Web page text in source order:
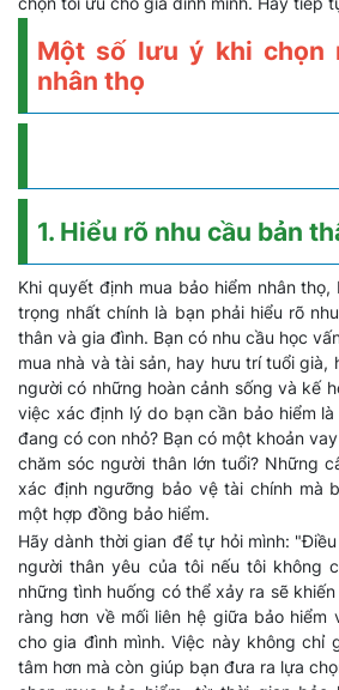
Một số lưu ý khi chọn
nhân thọ
1. Hiểu rõ nhu cầu bản
Khi quyết định mua bảo hiểm nhân
trọng nhất chính là bạn phải hiểu rõ
thân và gia đình. Bạn có nhu cầu học
mua nhà và tài sản, hay hưu trí tuổi
người có những hoàn cảnh sống và kế
việc xác định lý do bạn cần bảo hiểm
đang có con nhỏ? Bạn có một khoản
chăm sóc người thân lớn tuổi? Những
xác định ngưỡng bảo vệ tài chính mà
một hợp đồng bảo hiểm.
Hãy dành thời gian để tự hỏi mình:
người thân yêu của tôi nếu tôi không
những tình huống có thể xảy ra sẽ
ràng hơn về mối liên hệ giữa bảo hiểm
cho gia đình mình. Việc này không chỉ
tâm hơn mà còn giúp bạn đưa ra lựa